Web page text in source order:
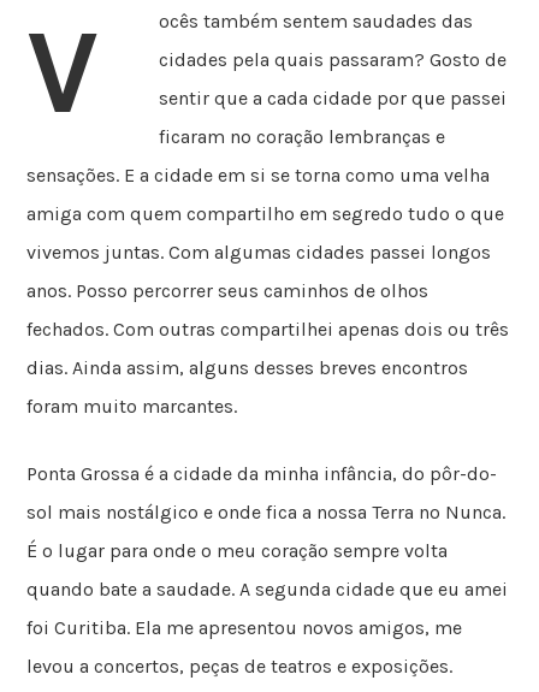
V
ocês também sentem saudades das
cidades pela quais passaram? Gosto de
sentir que a cada cidade por que passei
ficaram no coração lembranças e
sensações. E a cidade em si se torna como uma velha
amiga com quem compartilho em segredo tudo o que
vivemos juntas. Com algumas cidades passei longos
anos. Posso percorrer seus caminhos de olhos
fechados. Com outras compartilhei apenas dois ou três
dias. Ainda assim, alguns desses breves encontros
foram muito marcantes.
Ponta Grossa é a cidade da minha infância, do pôr-do-
sol mais nostálgico e onde fica a nossa Terra no Nunca.
É o lugar para onde o meu coração sempre volta
quando bate a saudade. A segunda cidade que eu amei
foi Curitiba. Ela me apresentou novos amigos, me
levou a concertos, peças de teatros e exposições.